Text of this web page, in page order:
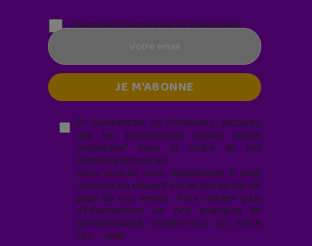
Parentalité numérique (le lundi matin)
En soumettant ce formulaire, j’accepte
que les informations saisies soient
exploitées* dans le cadre de ma
demande de contact.
Vous pouvez vous désabonner à tout
moment en cliquant sur le lien en bas de
page de nos emails. Pour obtenir plus
d'informations sur nos pratiques de
confidentialité, rendez-vous sur notre
site web